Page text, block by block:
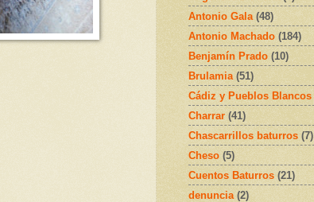
Antonio Gala (48)
Antonio Machado (184)
Benjamín Prado (10)
Brulamia (51)
Cádiz y Pueblos Blancos
Charrar (41)
Chascarrillos baturros (7)
Cheso (5)
Cuentos Baturros (21)
denuncia (2)